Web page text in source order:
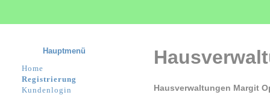
Hausverwaltungen Margit
Hauptmenü
Home
Registrierung
Kundenlogin